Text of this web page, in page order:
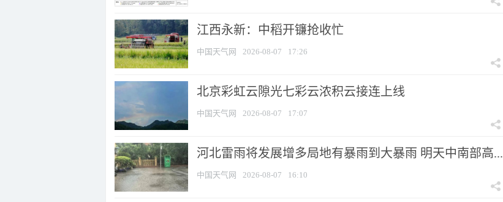
江西永新：中稻开镰抢收忙
中国天气网 2026-08-07 17:26
北京彩虹云隙光七彩云浓积云接连上线
中国天气网 2026-08-07 17:07
河北雷雨将发展增多局地有暴雨到大暴雨 明天中南部高...
中国天气网 2026-08-07 16:10